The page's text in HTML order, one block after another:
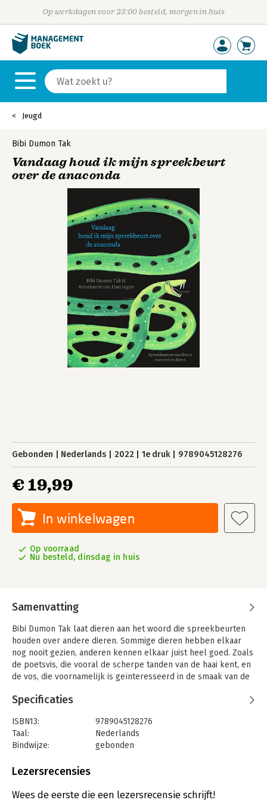
Op werkdagen voor 23:00 besteld, morgen in huis
Jeugd
Bibi Dumon Tak
Vandaag houd ik mijn spreekbeurt
over de anaconda
Gebonden Nederlands 2022 1e druk 9789045128276
€ 19,99
In winkelwagen
Op voorraad
Nu besteld, dinsdag in huis
Samenvatting
Bibi Dumon Tak laat dieren aan het woord die spreekbeurten
houden over andere dieren. Sommige dieren hebben elkaar
nog nooit gezien, anderen kennen elkaar juist heel goed. Zoals
de poetsvis, die vooral de scherpe tanden van de haai kent, en
de vos, die voornamelijk is geïnteresseerd in de smaak van de
en de doodshoofdvlinder weet alles over de doodshoofdaap te
gelegenheid tot het stellen van vragen.
De lezer komt veel te weten over het dierenrijk, en dat nu
eens niet door de ogen van mensen, maar door die van de
extra mooi door de fantastische illustraties van Annemarie van
Hallo, ik ben de regenworm en vandaag houd ik mijn
Specificaties
ISBN13:
9789045128276
Taal:
Nederlands
Bindwijze:
gebonden
Uitgever:
Verschijningsdatum:
25-10-2022
Lezersrecensies
Wees de eerste die een lezersrecensie schrijft!